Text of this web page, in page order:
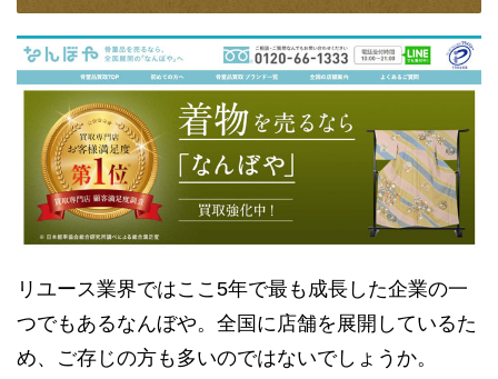
リユース業界ではここ5年で最も成長した企業の一
つでもあるなんぼや。全国に店舗を展開しているた
め、ご存じの方も多いのではないでしょうか。